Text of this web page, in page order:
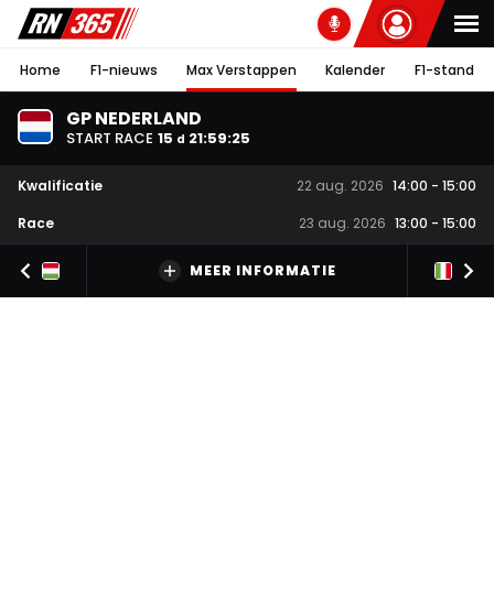
Home F1-nieuws Max Verstappen Kalender F1-stand
GP NEDERLAND
START RACE 15 d 21:59:25
Kwalificatie 22 aug. 2026 14:00 - 15:00
Race
23 aug. 2026 13:00 - 15:00
MEER INFORMATIE